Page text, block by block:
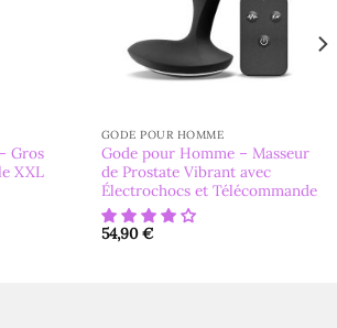
Gros
XXL
GODE POUR HOMME
Gode pour Homme – Masseur
de Prostate Vibrant avec
Électrochocs et Télécommande
54,90€